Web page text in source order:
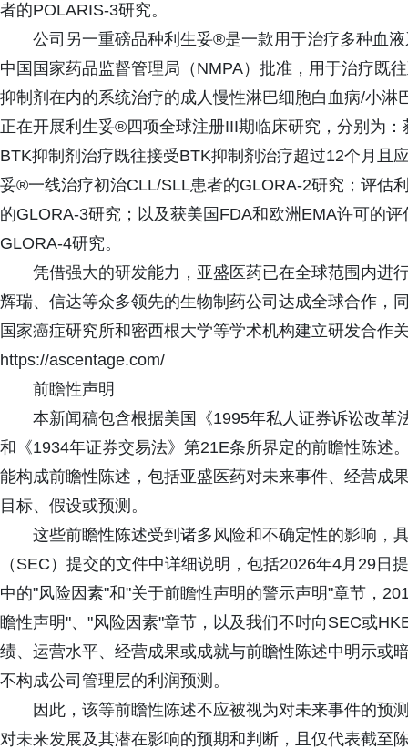
者的POLARIS-3研究。
公司另一重磅品种利生妥®是一款用于治疗多种血
中国国家药品监督管理局（NMPA）批准，用于治疗既
抑制剂在内的系统治疗的成人慢性淋巴细胞白血病/小
正在开展利生妥®四项全球注册III期临床研究，分别为
BTK抑制剂治疗既往接受BTK抑制剂治疗超过12个月且
妥®一线治疗初治CLL/SLL患者的GLORA-2研究；评估
的GLORA-3研究；以及获美国FDA和欧洲EMA许可的
GLORA-4研究。
凭借强大的研发能力，亚盛医药已在全球范围内进
辉瑞、信达等众多领先的生物制药公司达成全球合作，
国家癌症研究所和密西根大学等学术机构建立研发合作
https://ascentage.com/
前瞻性声明
本新闻稿包含根据美国《1995年私人证券诉讼改
和《1934年证券交易法》第21E条所界定的前瞻性陈述
能构成前瞻性陈述，包括亚盛医药对未来事件、经营成
目标、假设或预测。
这些前瞻性陈述受到诸多风险和不确定性的影响，
（SEC）提交的文件中详细说明，包括2026年4月29
中的"风险因素"和"关于前瞻性声明的警示声明"章节，
瞻性声明"、"风险因素"章节，以及我们不时向SEC或
绩、运营水平、经营成果或成就与前瞻性陈述中明示或
不构成公司管理层的利润预测。
因此，该等前瞻性陈述不应被视为对未来事件的预
对未来发展及其潜在影响的预期和判断，且仅代表截至